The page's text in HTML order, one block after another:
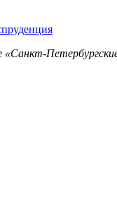
«Санкт-